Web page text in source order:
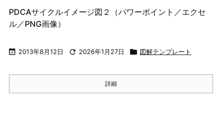
PDCAサイクルイメージ図２（パワーポイント／エクセ
ル／PNG画像）
 2013年8月12日  2026年1月27日  図解テンプレート
詳細